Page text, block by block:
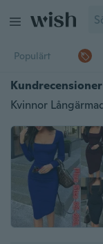
Populärt
Kundrecensioner